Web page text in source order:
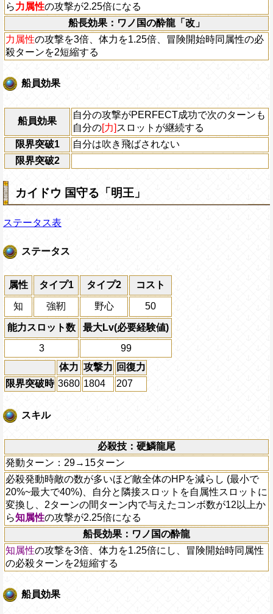
ら力属性の攻撃が2.25倍になる
船長効果：ワノ国の酔龍「改」
力属性の攻撃を3倍、体力を1.25倍、冒険開始時同属性の必
殺ターンを2短縮する
船員効果
船員効果
自分の攻撃がPERFECT成功で次のターンも
自分の[力] スロットが継続する
限界突破1
自分は吹き飛ばされない
限界突破2
カイドウ 国守る「明王」
ステータス表
ステータス
属性 タイプ1 タイプ2 コスト
知 強靭 野心 50
能力スロット数
最大Lv(必要経験値)
3
99
体力 攻撃力 回復力
限界突破時 3680 1804 207
スキル
必殺技：硬鱗龍尾
発動ターン：29→15ターン
必殺発動時敵の数が多いほど敵全体のHPを減らし (最小で
20%~最大で40%)、自分と隣接スロットを自属性スロットに
変換し、2ターンの間ターン内で与えたコンボ数が12以上か
ら知属性の攻撃が2.25倍になる
船長効果：ワノ国の酔龍
知属性の攻撃を3倍、体力を1.25倍にし、冒険開始時同属性
の必殺ターンを2短縮する
船員効果